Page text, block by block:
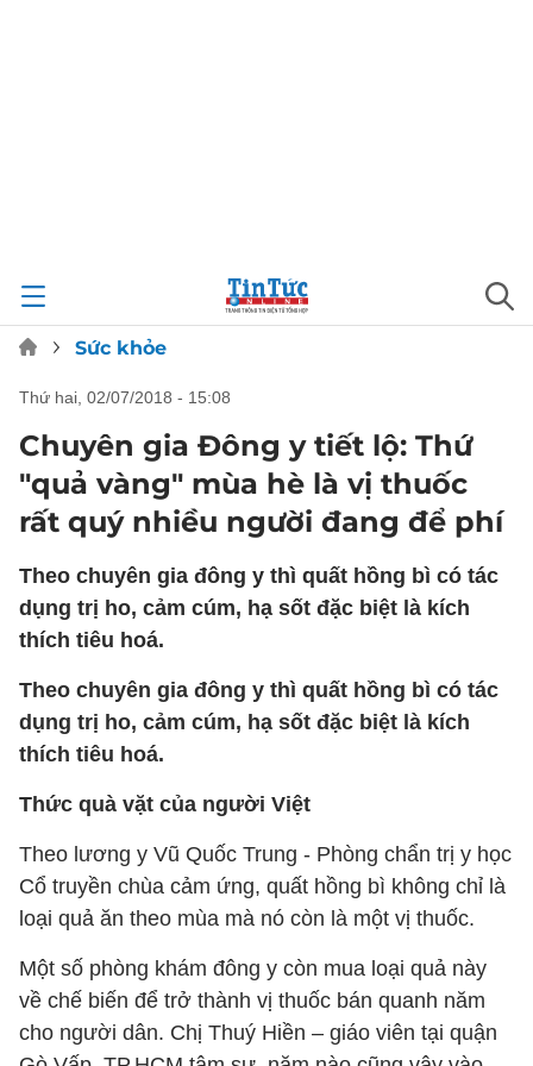
Sức khỏe
thứ hai, 02/07/2018 - 15:08
Chuyên gia Đông y tiết lộ: Thứ
"quả vàng" mùa hè là vị thuốc
rất quý nhiều người đang để phí
Theo chuyên gia đông y thì quất hồng bì có tác
dụng trị ho, cảm cúm, hạ sốt đặc biệt là kích
thích tiêu hoá.
Theo chuyên gia đông y thì quất hồng bì có tác
dụng trị ho, cảm cúm, hạ sốt đặc biệt là kích
thích tiêu hoá.
Thức quà vặt của người Việt
Theo lương y Vũ Quốc Trung - Phòng chẩn trị y học
Cổ truyền chùa cảm ứng, quất hồng bì không chỉ là
loại quả ăn theo mùa mà nó còn là một vị thuốc.
Một số phòng khám đông y còn mua loại quả này
về chế biến để trở thành vị thuốc bán quanh năm
cho người dân. Chị Thuý Hiền – giáo viên tại quận